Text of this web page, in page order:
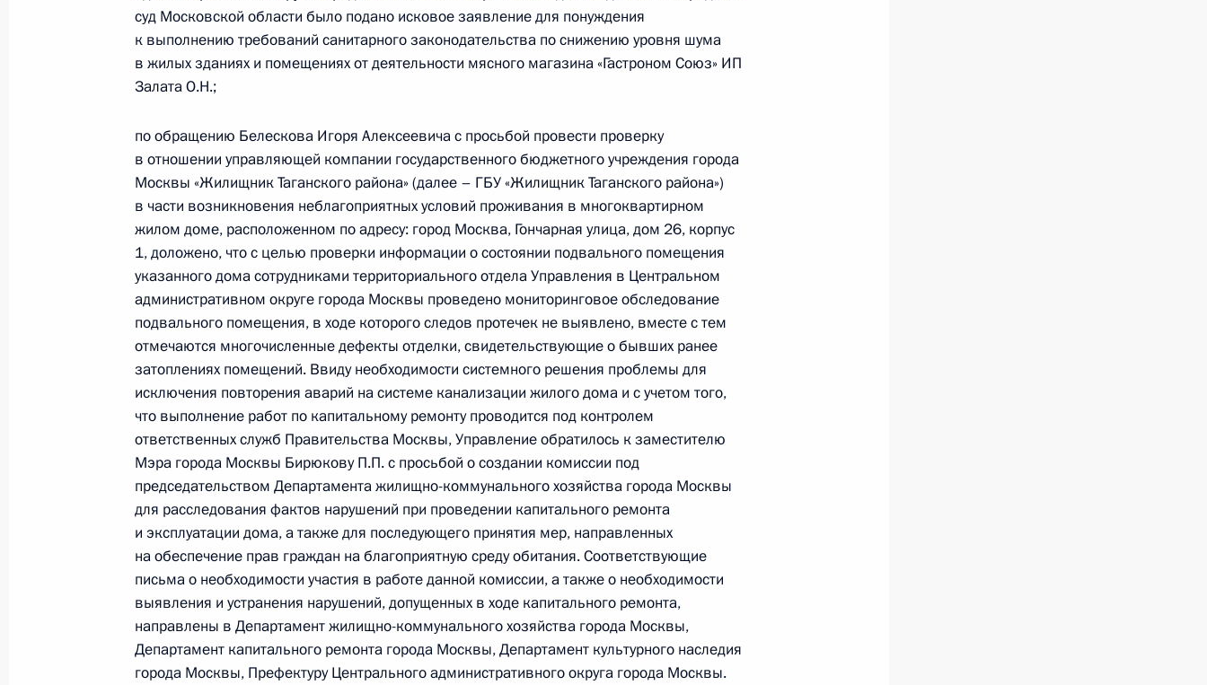
по поручению Президента Российской Федерации начальником Центрального
таможенного управления Федеральной таможенной службы Сергеем Рыбкиным
в Приёмной Президента Российской Федерации по приёму граждан в Москве
9 декабря 2022 года
Исполнено поручение (снято с контроля), данное по итогам личного приёма
в режиме видео-конференц-связи жительницы города Москвы, проведённого
по поручению Президента Российской Федерации начальником Управления
Президента Российской Федерации по работе с обращениями граждан
и организаций Михаилом Михайловским в Приёмной Президента Российской
Федерации по приёму граждан в Москве 29 декабря 2020 года
28 декабря 2022 года, 18:30
О ходе исполнения поручения, данного по итогам личного приёма в режиме видео-
конференц-связи жительницы города Москвы, проведённого по поручению
Президента Российской Федерации начальником Управления Президента
Российской Федерации по работе с обращениями граждан и организаций
Михаилом Михайловским в Приёмной Президента Российской Федерации
по приёму граждан в Москве 29 декабря 2020 года
28 декабря 2022 года, 18:18
27 декабря 2022 года, вторник
суд Московской области было подано исковое заявление для понуждения
к выполнению требований санитарного законодательства по снижению уровня шума
в жилых зданиях и помещениях от деятельности мясного магазина «Гастроном Союз» ИП
Залата О.Н.;
по обращению Белескова Игоря Алексеевича с просьбой провести проверку
в отношении управляющей компании государственного бюджетного учреждения города
Москвы «Жилищник Таганского района» (далее – ГБУ «Жилищник Таганского района»)
в части возникновения неблагоприятных условий проживания в многоквартирном
жилом доме, расположенном по адресу: город Москва, Гончарная улица, дом 26, корпус
1, доложено, что с целью проверки информации о состоянии подвального помещения
указанного дома сотрудниками территориального отдела Управления в Центральном
административном округе города Москвы проведено мониторинговое обследование
подвального помещения, в ходе которого следов протечек не выявлено, вместе с тем
отмечаются многочисленные дефекты отделки, свидетельствующие о бывших ранее
затоплениях помещений. Ввиду необходимости системного решения проблемы для
исключения повторения аварий на системе канализации жилого дома и с учетом того,
что выполнение работ по капитальному ремонту проводится под контролем
ответственных служб Правительства Москвы, Управление обратилось к заместителю
Мэра города Москвы Бирюкову П.П. с просьбой о создании комиссии под
председательством Департамента жилищно-коммунального хозяйства города Москвы
для расследования фактов нарушений при проведении капитального ремонта
и эксплуатации дома, а также для последующего принятия мер, направленных
на обеспечение прав граждан на благоприятную среду обитания. Соответствующие
письма о необходимости участия в работе данной комиссии, а также о необходимости
выявления и устранения нарушений, допущенных в ходе капитального ремонта,
направлены в Департамент жилищно-коммунального хозяйства города Москвы,
Департамент капитального ремонта города Москвы, Департамент культурного наследия
города Москвы, Префектуру Центрального административного округа города Москвы.